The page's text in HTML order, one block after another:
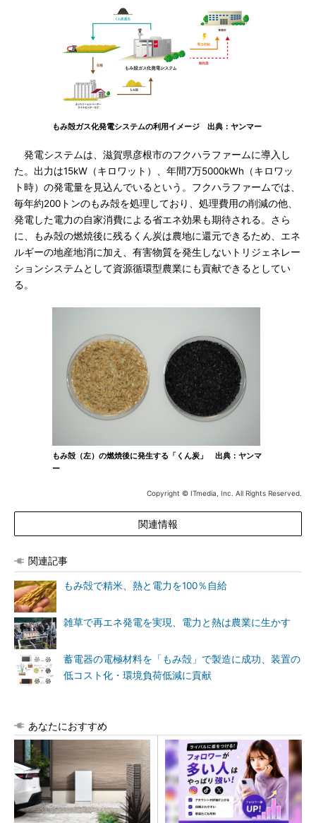
もみ殻ガス化発電システムの利用イメージ 出典：ヤンマー
発電システムは、滋賀県彦根市のフクハラファームに導入し
た。出力は15kW（キロワット）、年間7万5000kWh（キロワッ
ト時）の発電量を見込んでいるという。フクハラファームでは、
毎年約200トンのもみ殻を処理しており、処理費用の削減の他、
発電した電力の自家消費による省エネ効果も期待される。さら
に、もみ殻の燃焼後に残るくん炭は農地に還元できるため、エネ
ルギーの地産地消に加え、有害物質を発生しないトリジェネレー
ションシステムとして資源循環型農業にも貢献できるとしてい
る。
もみ殻（左）の燃焼後に発生する「くん炭」 出典：ヤンマ
ー
Copyright © ITmedia, Inc. All Rights Reserved.
関連情報
関連記事
もみ殻で精米、熱と電力を100％自給
雑草で再エネ発電を実現、電力と熱は農業に生かす
蓄電器の電極材料を「もみ殻」で製造に成功、装置の
低コスト化・環境負荷低減に貢献
あなたにおすすめ